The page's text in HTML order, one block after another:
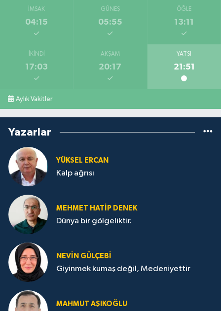
İMSAK
04:15
GÜNEŞ
05:55
ÖĞLE
13:11
İKINDI
17:03
AKŞAM
20:17
YATSI
21:51
Aylık Vakitler
Yazarlar
YÜKSEL ERCAN
Kalp ağrısı
MEHMET HATİP DENEK
Dünya bir gölgeliktir.
NEVİN GÜLÇEBİ
Giyinmek kumaş değil, Medeniyettir
MAHMUT AŞIKOĞLU